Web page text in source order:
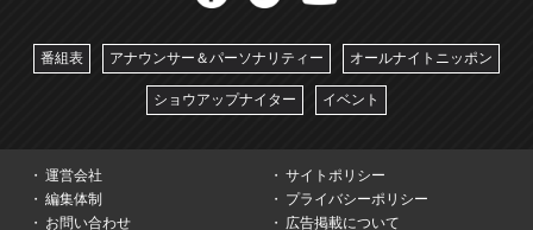
番組表 アナウンサー＆パーソナリティー オールナイトニッポン
ショウアップナイター イベント
運営会社
サイトポリシー
編集体制
プライバシーポリシー
お問い合わせ
広告掲載について